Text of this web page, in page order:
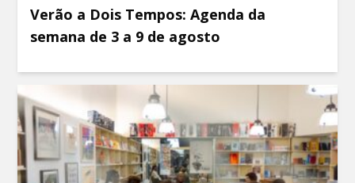
Verão a Dois Tempos: Agenda da
semana de 3 a 9 de agosto